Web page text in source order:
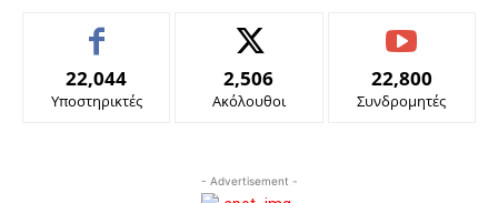
22,044
Υποστηρικτές
2,506
Ακόλουθοι
22,800
Συνδρομητές
- Advertisement -